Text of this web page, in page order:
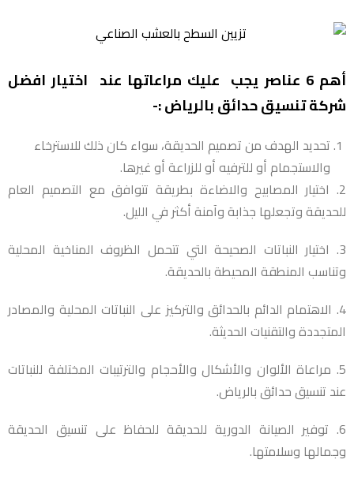
أهم 6 عناصر يجب عليك مراعاتها عند اختيار افضل
شركة تنسيق حدائق بالرياض :-
تحديد الهدف من تصميم الحديقة، سواء كان ذلك للاسترخاء
والاستجمام أو للترفيه أو للزراعة أو غيرها.
2. اختيار المصابيح والاضاءة بطريقة تتوافق مع التصميم العام
للحديقة وتجعلها جذابة وآمنة أكثر في الليل.
3. اختيار النباتات الصحيحة التي تتحمل الظروف المناخية المحلية
وتناسب المنطقة المحيطة بالحديقة.
4. الاهتمام الدائم بالحدائق والتركيز على النباتات المحلية والمصادر
المتجددة والتقنيات الحديثة.
5. مراعاة الألوان والأشكال والأحجام والترتيبات المختلفة للنباتات
عند تنسيق حدائق بالرياض.
6. توفير الصيانة الدورية للحديقة للحفاظ على تنسيق الحديقة
وجمالها وسلامتها.